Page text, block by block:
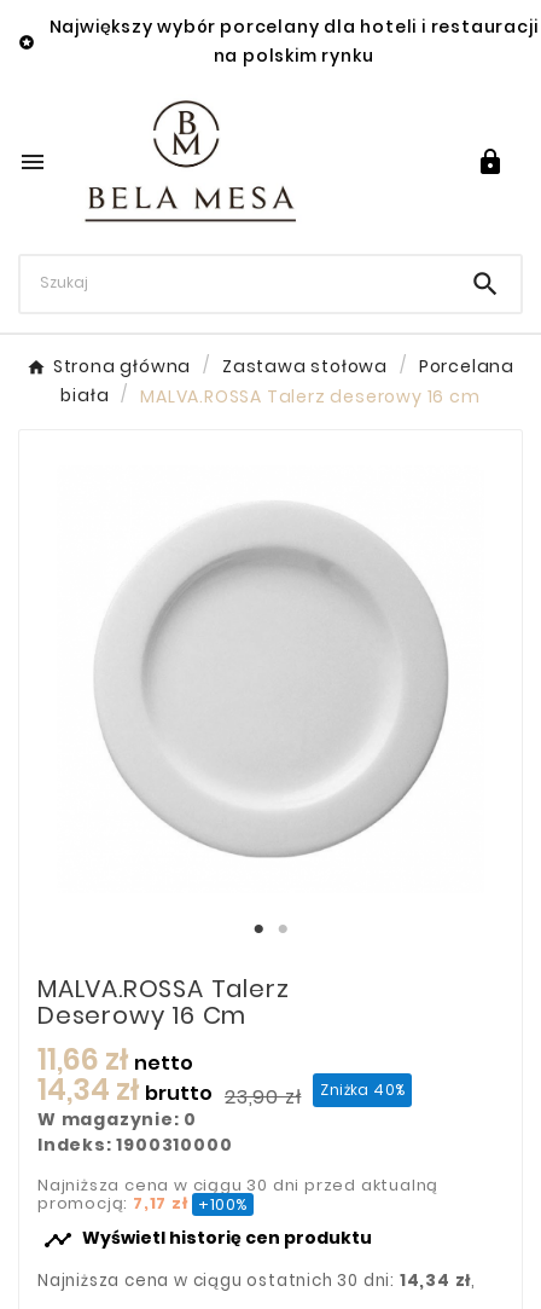

Największy wybór porcelany dla hoteli i restauracji
na polskim rynku
 

Strona główna Zastawa stołowa
Porcelana
biała
MALVA.ROSSA Talerz deserowy 16 cm
MALVA.ROSSA Talerz
Deserowy 16 Cm
11,66 zł netto
14,34 zł brutto 23,90 zł Zniżka 40%
W magazynie: 0
Indeks: 1900310000
Najniższa cena w ciągu 30 dni przed aktualną
promocją: 7,17 zł +100%
 Wyświetl historię cen produktu
Najniższa cena w ciągu ostatnich 30 dni: 14,34 zł,